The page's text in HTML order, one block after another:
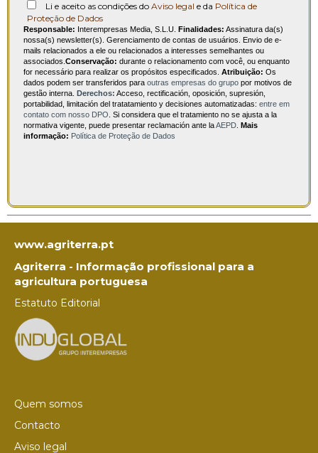
Li e aceito as condições do Aviso legal e da Política de
Proteção de Dados
Responsable: Interempresas Media, S.L.U. Finalidades: Assinatura da(s)
nossa(s) newsletter(s). Gerenciamento de contas de usuários. Envio de e-
mails relacionados a ele ou relacionados a interesses semelhantes ou
associados. Conservação: durante o relacionamento com você, ou enquanto
for necessário para realizar os propósitos especificados. Atribuição: Os
dados podem ser transferidos para outras empresas do grupo por motivos de
gestão interna. Derechos: Acceso, rectificación, oposición, supresión,
portabilidad, limitación del tratatamiento y decisiones automatizadas: entre em
contato com nosso DPO . Si considera que el tratamiento no se ajusta a la
normativa vigente, puede presentar reclamación ante laAEPD Mais
informação: Política de Proteção de Dados
www.agriterra.pt
Agriterra - Informação profissional para a
agricultura portuguesa
Estatuto Editorial
Quem somos
Contacto
Aviso legal